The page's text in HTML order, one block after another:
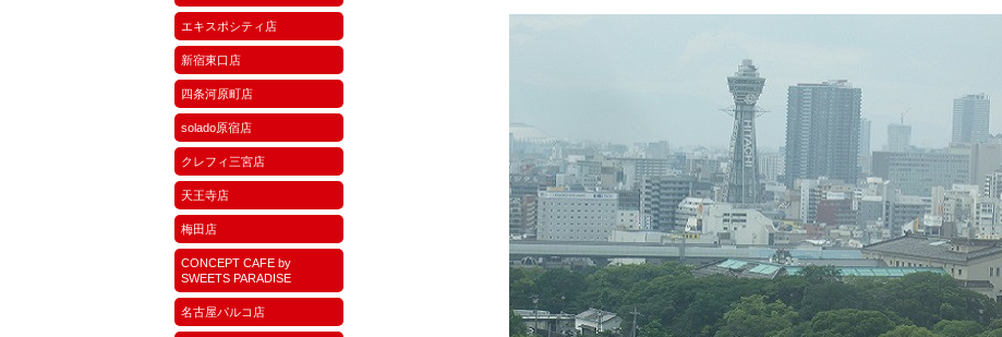
エキスポシティ店
新宿東口店
四条河原町店
solado原宿店
クレフィ三宮店
天王寺店
梅田店
CONCEPT CAFE by
SWEETS PARADISE
名古屋パルコ店